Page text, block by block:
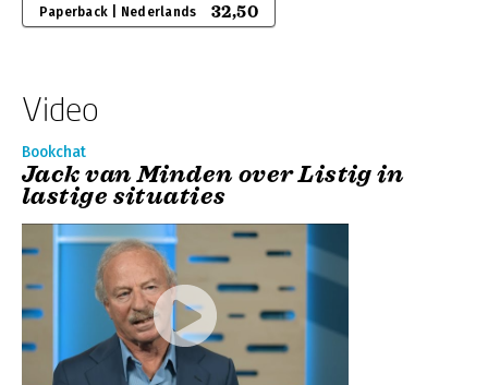
Paperback | Nederlands 32,50
Video
Bookchat
Jack van Minden over Listig in
lastige situaties